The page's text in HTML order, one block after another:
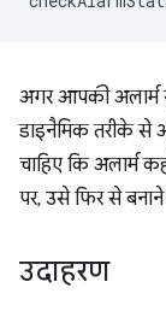
अगर आपकी अलार्म
डाइनैमिक तरीके से
चाहिए कि अलार्म
पर, उसे फिर से
उदाहरण